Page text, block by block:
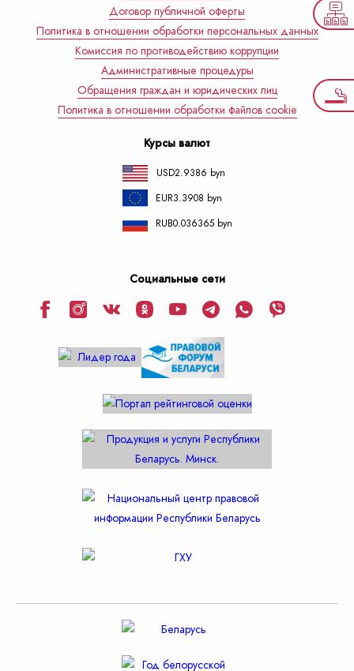
Договор публичной оферты
Политика в отношении обработки персональных данных
Комиссия по противодействию коррупции
Административные процедуры
Обращения граждан и юридических лиц
Политика в отношении обработки файлов cookie
Курсы валют
USD2.9386 byn
EUR3.3908 byn
RUB0.036365 byn
Социальные сети